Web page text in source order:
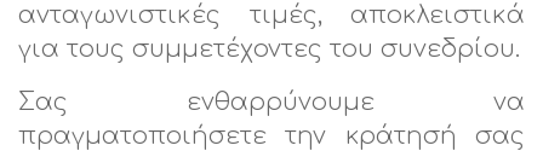
ανταγωνιστικές τιμές, αποκλειστικά
για τους συμμετέχοντες του συνεδρίου.
Σας ενθαρρύνουμε να
πραγματοποιήσετε την κράτησή σας